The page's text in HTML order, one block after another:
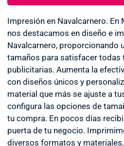
Impresión en Navalcarnero. En
nos destacamos en diseño e
Navalcarnero, proporcionando
tamaños para satisfacer todas
publicitarias. Aumenta la
con diseños únicos y
material que más se ajuste a
configura las opciones de
tu compra. En pocos días
puerta de tu negocio.
diversos formatos y